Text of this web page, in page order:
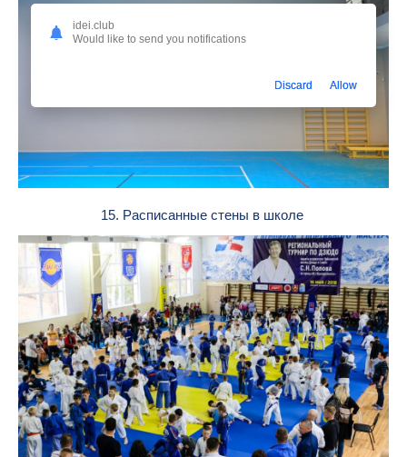
15. Расписанные стены в школе
idei.club
Would like to send you notifications
Discard Allow